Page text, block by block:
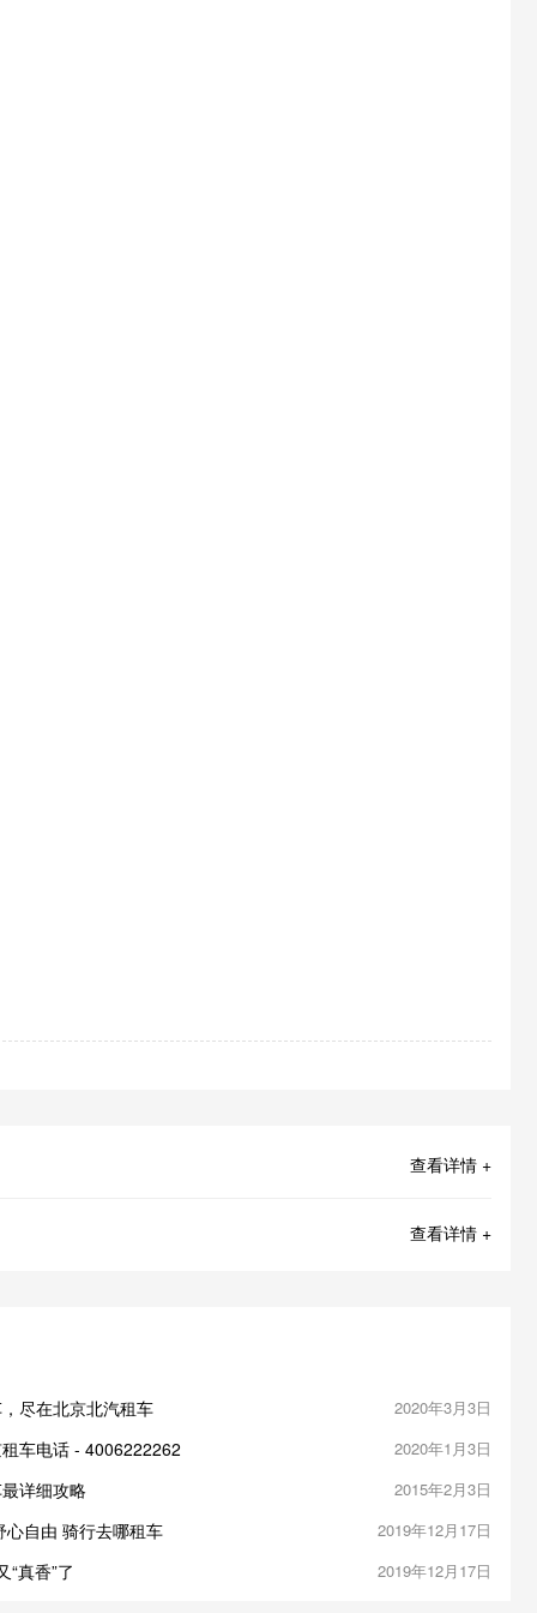
查看详情 +
查看详情 +
尽在北京北汽租车 2020年3月3日
车电话 - 4006222262 2020年1月3日
详细攻略 2015年2月3日
自由 骑行去哪租车 2019年12月17日
“真香”了 2019年12月17日